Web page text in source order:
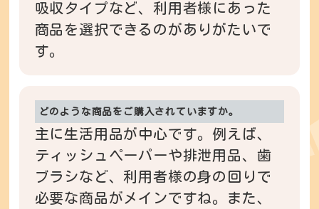
吸収タイプなど、利用者様にあった
商品を選択できるのがありがたいで
す。
どのような商品をご購入されていますか。
主に生活用品が中心です。例えば、
ティッシュペーパーや排泄用品、歯
ブラシなど、利用者様の身の回りで
必要な商品がメインですね。また、